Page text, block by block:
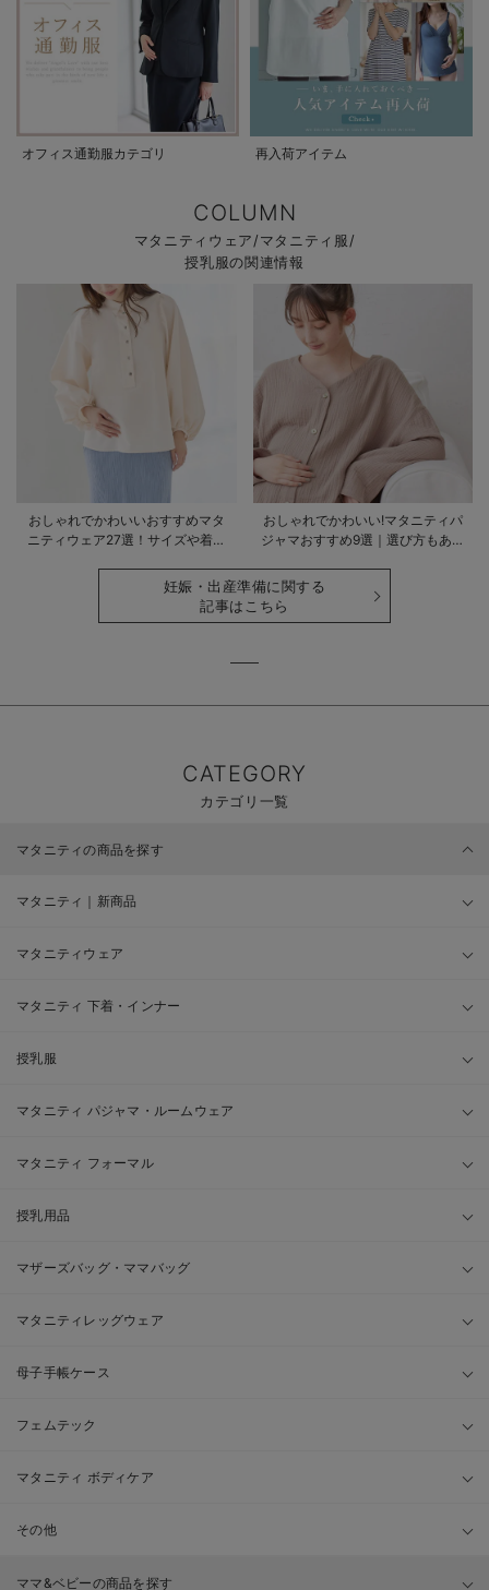
オフィス通勤服カテゴリ 再入荷アイテム
COLUMN
マタニティウェア/マタニティ服/
授乳服の関連情報
おしゃれでかわいいおすすめマタ
ニティウェア27選！サイズや着る
おしゃれでかわいい!マタニティパ
ジャマおすすめ9選｜選び方もあわ
妊娠・出産準備に関する
記事はこちら
CATEGORY
カテゴリ一覧
マタニティの商品を探す
マタニティ｜新商品
マタニティウェア
マタニティ 下着・インナー
授乳服
マタニティ パジャマ・ルームウェア
マタニティ フォーマル
授乳用品
マザーズバッグ・ママバッグ
マタニティレッグウェア
母子手帳ケース
フェムテック
マタニティ ボディケア
その他
ママ&ベビーの商品を探す